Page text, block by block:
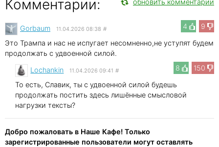
Комментарии:
4 9
Gorbaum 11.04.2026 08:38 #
Это Трампа и нас не испугает несомненно,не уступят будем
продолжать с удвоенной силой.
8
150
Lochankin 11.04.2026 09:41 #
То есть, Славик, ты с удвоенной силой будешь
продолжать постить здесь лишённые смысловой
нагрузки тексты?
Добро пожаловать в Наше Кафе! Только
зарегистрированные пользователи могут оставлять